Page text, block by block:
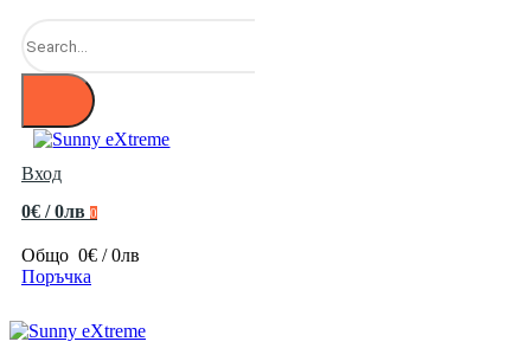
Вход
0€ / 0лв 0
Общо 0€ / 0лв
Поръчка